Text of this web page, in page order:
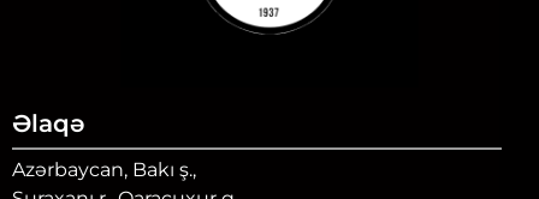
Əlaqə
Azərbaycan, Bakı ş.,